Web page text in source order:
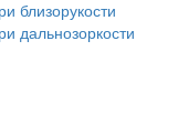
близорукости
дальнозоркости